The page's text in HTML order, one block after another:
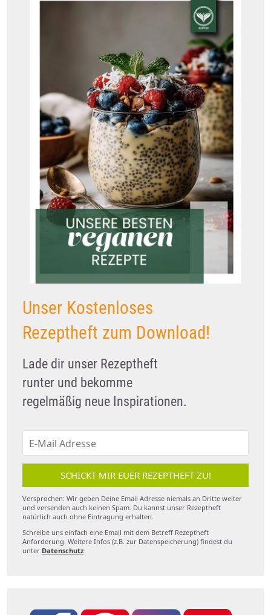
Unser Kostenloses
Rezeptheft zum Download!
Lade dir unser Rezeptheft
runter und bekomme
regelmäßig neue Inspirationen.
SCHICKT MIR EUER REZEPTHEFT ZU!
Versprochen: Wir geben Deine Email Adresse niemals an Dritte weiter
und versenden auch keinen Spam. Du kannst unser Rezeptheft
natürlich auch ohne Eintragung erhalten.
Schreibe uns einfach eine Email mit dem Betreff Rezeptheft
Anforderung. Weitere Infos (z.B. zur Datenspeicherung) findest du
unter Datenschutz